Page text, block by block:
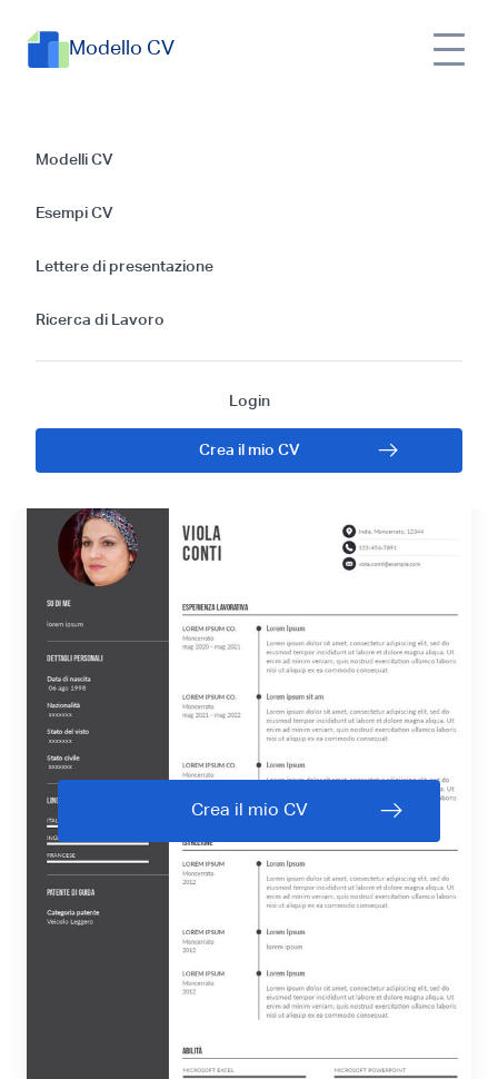
Modello CV
Modelli CV
Esempi CV
Lettere di presentazione
Ricerca di Lavoro
Login
Crea il mio CV
Guida passo dopo
passo su come
scrivere un CV per
un Specialista in
senza esperienza
Crea il mio CV